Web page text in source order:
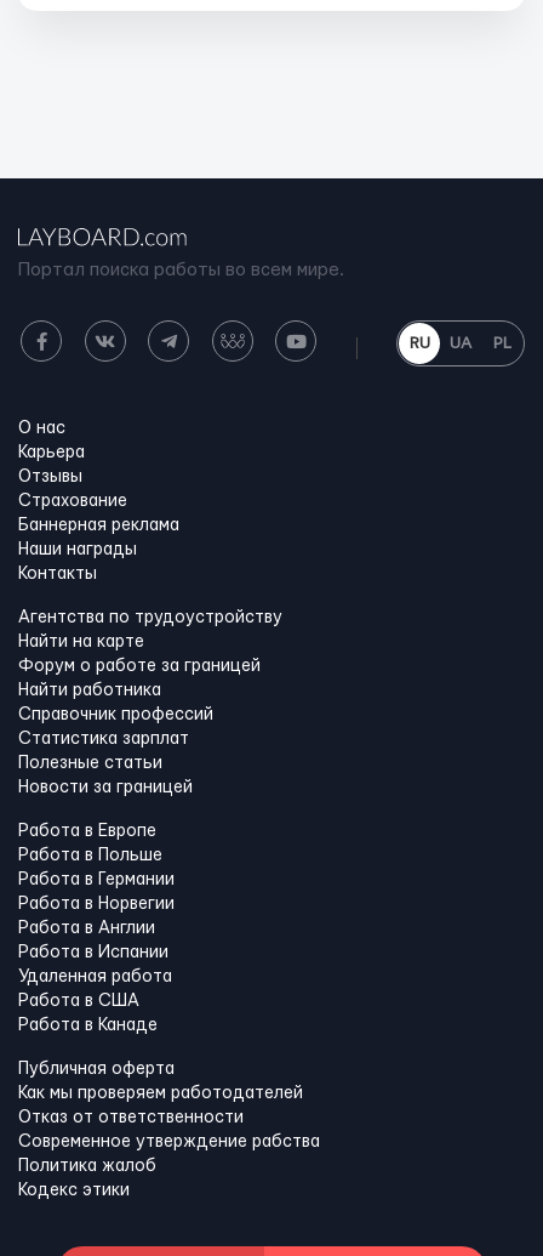
Портал поиска работы во всем мире.
RU UA PL
О нас
Карьера
Отзывы
Страхование
Баннерная реклама
Наши награды
Контакты
Агентства по трудоустройству
Найти на карте
Форум о работе за границей
Найти работника
Справочник профессий
Статистика зарплат
Полезные статьи
Новости за границей
Работа в Европе
Работа в Польше
Работа в Германии
Работа в Норвегии
Работа в Англии
Работа в Испании
Удаленная работа
Работа в США
Работа в Канадe
Публичная оферта
Как мы проверяем работодателей
Отказ от ответственности
Современное утверждение рабства
Политика жалоб
Кодекс этики